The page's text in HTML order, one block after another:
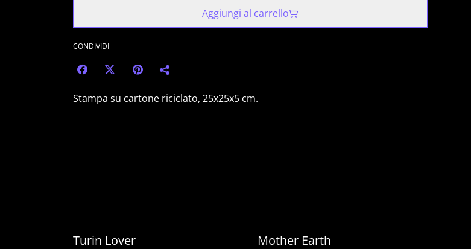
Aggiungi al carrello
CONDIVIDI
Stampa su cartone riciclato, 25x25x5 cm.
Turin Lover Mother Earth